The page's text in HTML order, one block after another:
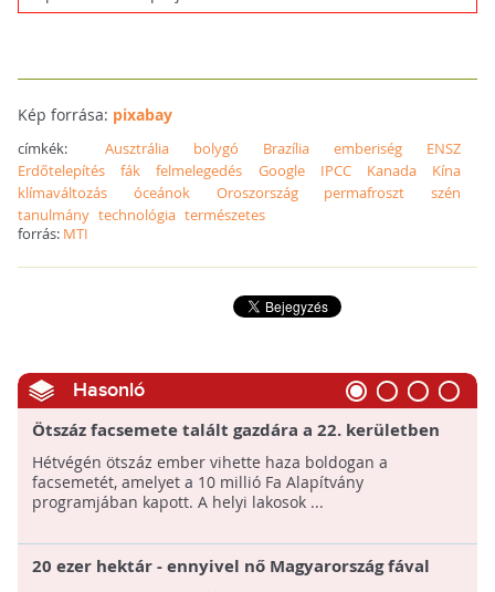
Kép forrása: pixabay
címkék: Ausztrália bolygó Brazília emberiség
ENSZ
Erdőtelepítés
fák felmelegedés Google IPCC Kanada
Kína
klímaváltozás
óceánok Oroszország permafroszt
szén
tanulmány technológia természetes
forrás: MTI
Hasonló
Ötszáz facsemete talált gazdára a 22. kerületben
Hétvégén ötszáz ember vihette haza boldogan a
facsemetét, amelyet a 10 millió Fa Alapítvány
programjában kapott. A helyi lakosok ...
20 ezer hektár - ennyivel nő Magyarország fával